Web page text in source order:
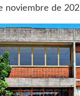
noviembre de